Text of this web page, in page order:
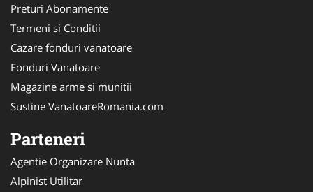
Preturi Abonamente
Termeni si Conditii
Cazare fonduri vanatoare
Fonduri Vanatoare
Magazine arme si munitii
Sustine VanatoareRomania.com
Parteneri
Agentie Organizare Nunta
Alpinist Utilitar